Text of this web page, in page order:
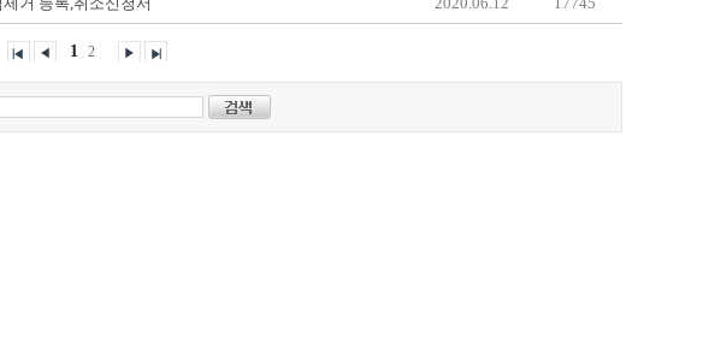
1 2